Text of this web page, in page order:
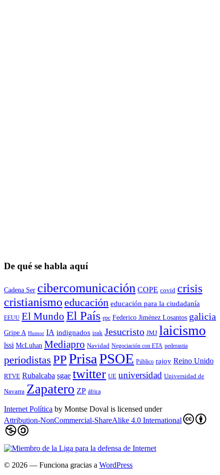
De qué se habla aquí
Cadena Ser cibercomunicación COPE covid crisis
cristianismo educación educación para la ciudadaní­a
EEUU El Mundo El País epc Federico Jiménez Losantos galicia
Gripe A Humor IA indignados irak Jesucristo JMJ laicismo
lssi McLuhan Mediapro Navidad Negociación con ETA pederastia
periodistas PPPrisaPSOE Público rajoy Reino Unido
RTVE Rubalcaba sgae twitter UE universidad Universidad de
Navarra Zapatero ZP áfrica
Internet Política by Montse Doval is licensed under
Attribution-NonCommercial-ShareAlike 4.0 International
© 2026 — Funciona gracias a WordPress